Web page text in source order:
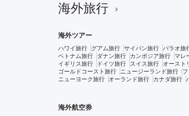
海外旅行
海外ツアー
ハワイ旅行 グアム旅行 サイパン旅行 パラオ旅
ベトナム旅行
ダナン旅行 カンボジア旅行 マレ
イギリス旅行
ドイツ旅行 スイス旅行 オースト
ゴールドコースト旅行
ニュージーランド旅行
ニューヨーク旅行
オーランド旅行 カナダ旅行
海外航空券